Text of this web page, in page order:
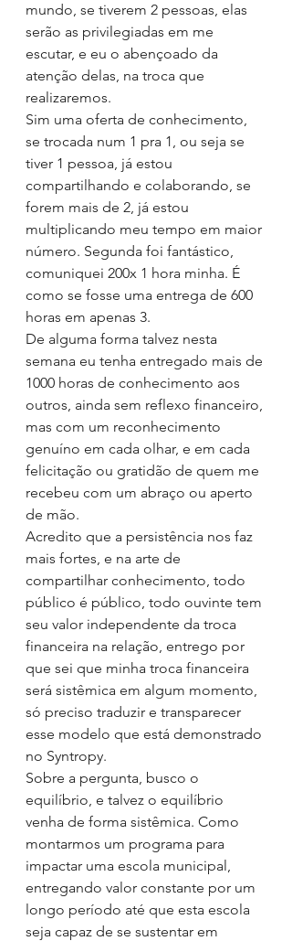
mundo, se tiverem 2 pessoas, elas
serão as privilegiadas em me
escutar, e eu o abençoado da
atenção delas, na troca que
realizaremos.
Sim uma oferta de conhecimento,
se trocada num 1 pra 1, ou seja se
tiver 1 pessoa, já estou
compartilhando e colaborando, se
forem mais de 2, já estou
multiplicando meu tempo em maior
número. Segunda foi fantástico,
comuniquei 200x 1 hora minha. É
como se fosse uma entrega de 600
horas em apenas 3.
De alguma forma talvez nesta
semana eu tenha entregado mais de
1000 horas de conhecimento aos
outros, ainda sem reflexo financeiro,
mas com um reconhecimento
genuíno em cada olhar, e em cada
felicitação ou gratidão de quem me
recebeu com um abraço ou aperto
de mão.
Acredito que a persistência nos faz
mais fortes, e na arte de
compartilhar conhecimento, todo
público é público, todo ouvinte tem
seu valor independente da troca
financeira na relação, entrego por
que sei que minha troca financeira
será sistêmica em algum momento,
só preciso traduzir e transparecer
esse modelo que está demonstrado
no Syntropy.
Sobre a pergunta, busco o
equilíbrio, e talvez o equilíbrio
venha de forma sistêmica. Como
montarmos um programa para
impactar uma escola municipal,
entregando valor constante por um
longo período até que esta escola
seja capaz de se sustentar em